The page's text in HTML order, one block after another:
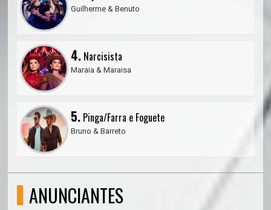
Guilherme & Benuto
4. Narcisista
Maraia & Maraisa
5. Pinga/Farra e Foguete
Bruno & Barreto
ANUNCIANTES